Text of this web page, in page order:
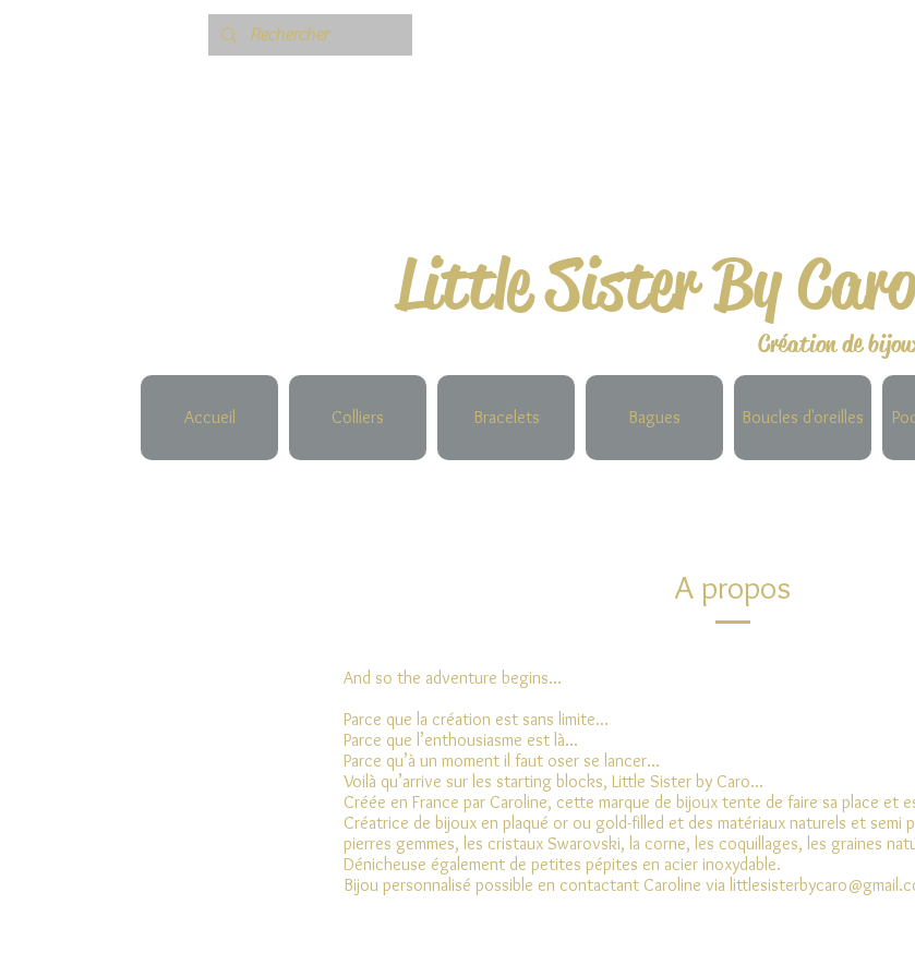
Little Sister By Caro
Création de
Accueil Colliers Bracelets Bagues Boucles d'oreilles
A propos
And so the adventure begins…
Parce que la création est sans limite...
Parce que l’enthousiasme est là...
Parce qu’à un moment il faut oser se lancer...
Voilà qu’arrive sur les starting blocks, Little Sister by Caro...
Créée en France par Caroline, cette marque de bijoux tente de faire sa place et
Créatrice de bijoux en plaqué or ou gold-filled et des matériaux naturels et semi
pierres gemmes, les cristaux Swarovski, la corne, les coquillages, les graines
Dénicheuse également de petites pépites en acier inoxydable.
Bijou personnalisé possible en contactant Caroline via